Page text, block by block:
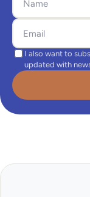
I also want to
updated with